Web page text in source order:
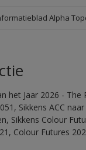
Alpha
het Jaar 2026 -
Sikkens ACC
Sikkens Colour
Colour Futures